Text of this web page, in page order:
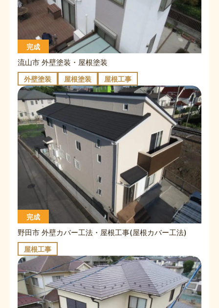
完成
流山市 外壁塗装・屋根塗装
外壁塗装 屋根塗装 屋根工事
完成
野田市 外壁カバー工法・屋根工事(屋根カバー工法)
屋根工事